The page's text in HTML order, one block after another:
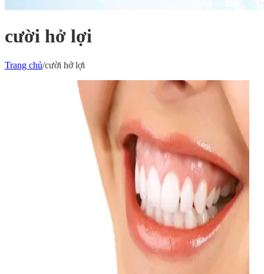
cười hở lợi
Trang chủ/cười hở lợi